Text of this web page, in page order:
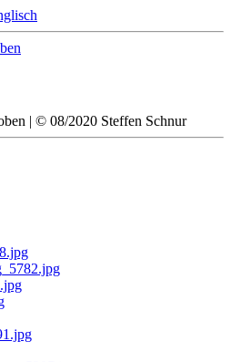
| © 08/2020 Steffen Schnur